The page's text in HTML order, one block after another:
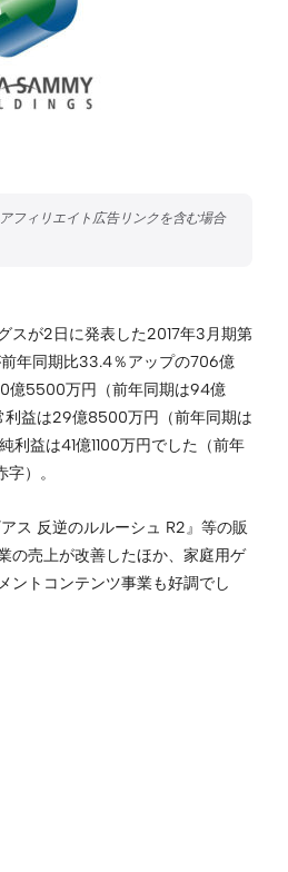
スが2日に発表した2017年3月期第
年同期比33.4％アップの706億
億5500万円（前年同期は94億
益は29億8500万円（前年同期は
利益は41億1100万円でした（前年
）。
ス 反逆のルルーシュ R2』等の販
の売上が改善したほか、家庭用ゲ
ントコンテンツ事業も好調でし